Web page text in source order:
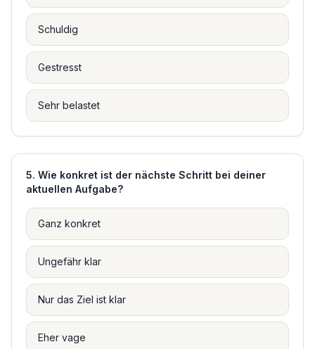
Schuldig
Gestresst
Sehr belastet
5. Wie konkret ist der nächste Schritt bei deiner
aktuellen Aufgabe?
Ganz konkret
Ungefähr klar
Nur das Ziel ist klar
Eher vage